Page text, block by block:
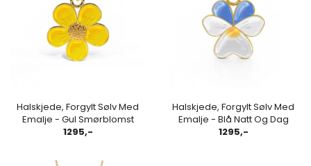
Halskjede, Forgylt Sølv Med
Emalje - Gul Smørblomst
1295,-
Halskjede, Forgylt Sølv Med
Emalje - Blå Natt Og Dag
1295,-